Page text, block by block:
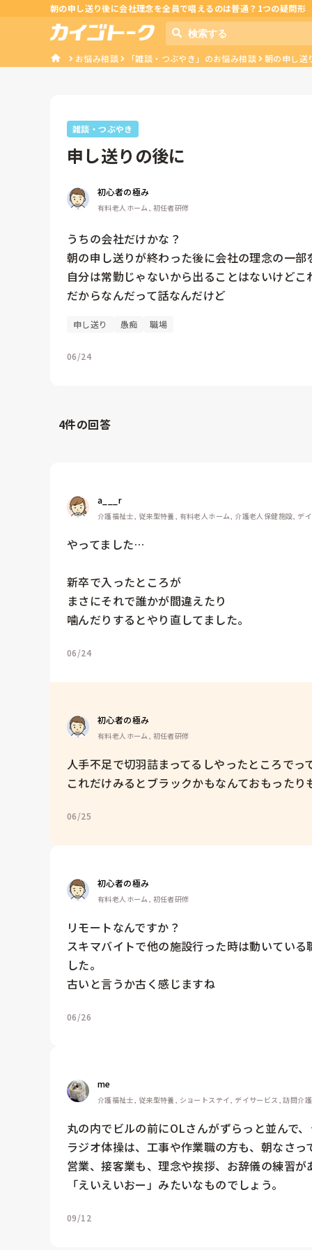
朝の申し送り後に会社理念を全員で唱えるのは普通？1つの疑問形
お悩み相談 「雑談・つぶやき」のお悩み相談 朝の申し送
雑談・つぶやき
申し送りの後に
初心者の極み
有料老人ホーム, 初任者研修
うちの会社だけかな？
朝の申し送りが終わった後に会社の理念の一部
自分は常勤じゃないから出ることはないけど
申し送り 愚痴 職場
06/24
4件の回答
a___r
介護福祉士, 従来型特養, 有料老人ホーム, 介護老人保健施設, デ
やってました…
新卒で入ったところが
まさにそれで誰かが間違えたり
噛んだりするとやり直してました。
06/24
初心者の極み
有料老人ホーム, 初任者研修
人手不足で切羽詰まってるしやったところでっ
これだけみるとブラックかもなんておもったり
06/25
初心者の極み
有料老人ホーム, 初任者研修
リモートなんですか？
スキマバイトで他の施設行った時は動いてい
した。
古いと言うか古く感じますね
06/26
me
介護福祉士, 従来型特養, ショートステイ, デイサービス, 訪問介
丸の内でビルの前にOLさんがずらっと並んで
ラジオ体操は、工事や作業職の方も、朝なさっ
営業、接客業も、理念や挨拶、お辞儀の練習が
「えいえいおー」みたいなものでしょう。
09/12